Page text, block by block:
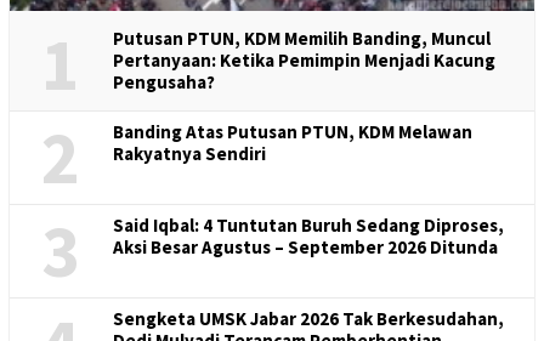
1
Putusan PTUN, KDM Memilih Banding, Muncul
Pertanyaan: Ketika Pemimpin Menjadi Kacung
Pengusaha?
2
Banding Atas Putusan PTUN, KDM Melawan
Rakyatnya Sendiri
3
Said Iqbal: 4 Tuntutan Buruh Sedang Diproses,
Aksi Besar Agustus – September 2026 Ditunda
Sengketa UMSK Jabar 2026 Tak Berkesudahan,